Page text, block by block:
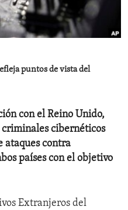
puntos de vista del
con el Reino Unido,
criminales cibernéticos
ataques contra
países con el objetivo
Extranjeros del